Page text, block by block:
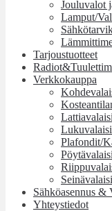
Jouluvalot
Lamput/
Tarjoustuotteet
Verkkokauppa
Plafondit/
Sähköasennus &
Yhteystiedot